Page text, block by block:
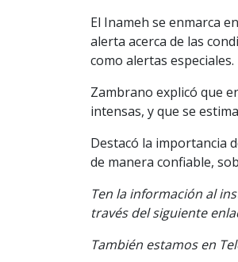
El Inameh se enmarca
alerta acerca de las
como alertas especiales.
Zambrano explicó que
intensas, y que se
Destacó la importancia
de manera confiable,
Ten la información al
través del siguiente
También estamos en